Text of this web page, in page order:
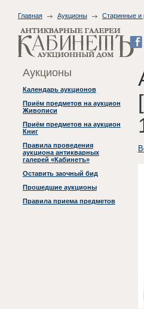
Главная Аукционы Старинные и
Аукционы
Календарь аукционов
Приём предметов на аукцион
Живописи
Приём предметов на аукцион
Книг
Правила проведения
аукциона антикварных
галерей «Кабинетъ»
Оставить заочный бид
Прошедшие аукционы
Правила приема предметов